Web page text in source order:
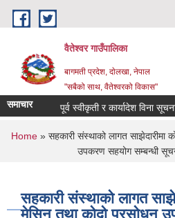
Skip to main content
वैतेश्वर गाउँपालिका
बागमती प्रदेश, दाेलखा, नेपाल
"सबैको साथ, वैतेश्वरको विकास"
समाचार पूर्व स्वीकृती र कार्यादेश विना
You are here
Home » सहकारी संस्थाको लागत साझेदारीमा
उपकरण सहयोग सम्बन्धी
सहकारी संस्थाको लागत
मेसिन तथा कोदो प्रसोधन